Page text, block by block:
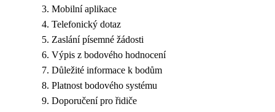
Mobilní aplikace
Telefonický dotaz
Zaslání písemné žádosti
Výpis z bodového hodnocení
Důležité informace k bodům
Platnost bodového systému
Doporučení pro řidiče